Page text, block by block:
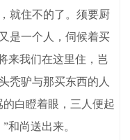
就住不的了。须要厨
是一个人，伺候着买
来我们在这里住，岂
秃驴与那买东西的人
白瞪着眼，三人便起
和尚送出来。